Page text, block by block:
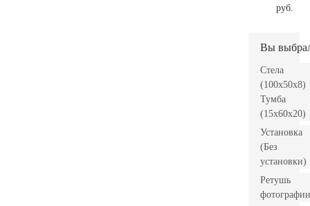
руб.
Вы
Стела
(100x50x8)
Тумба
(15x60x20)
Установка
(Без
установки)
Ретушь
фотографии